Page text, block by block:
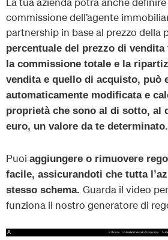
commissione dell’agente
partnership in base al prezzo della
percentuale del prezzo di
la commissione totale e la
vendita e quello di acquisto, può
automaticamente modificata e
proprietà che sono al di sotto, al
euro, un valore da te determinato.
Puoi aggiungere o rimuovere
facile, assicurandoti che tutta
stesso schema. Guarda il video
funziona il nostro generatore di